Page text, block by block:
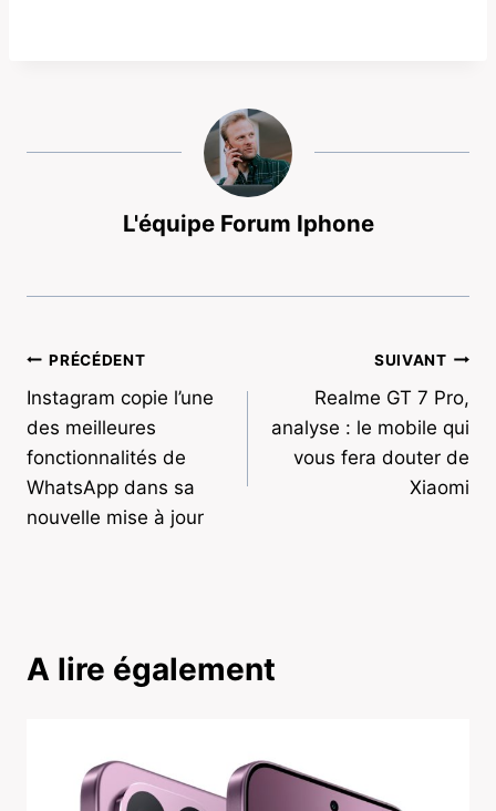
L'équipe Forum Iphone
Navigation
de
l’article
PRÉCÉDENT
Instagram copie l’une
des meilleures
fonctionnalités de
WhatsApp dans sa
nouvelle mise à jour
SUIVANT
Realme GT 7 Pro,
analyse : le mobile qui
vous fera douter de
Xiaomi
A lire également